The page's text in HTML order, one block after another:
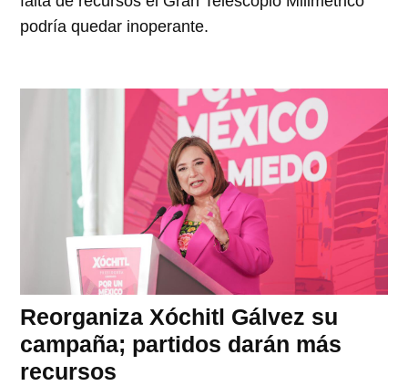
podría quedar inoperante.
Reorganiza Xóchitl Gálvez su
campaña; partidos darán más
recursos